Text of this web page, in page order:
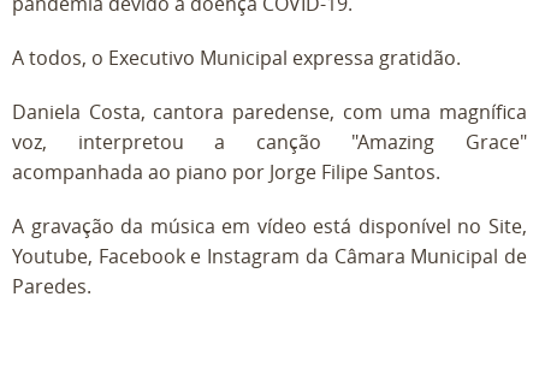
A todos, o Executivo Municipal expressa gratidão.
Daniela Costa, cantora paredense, com uma magnífica
voz, interpretou a canção "Amazing Grace"
acompanhada ao piano por Jorge Filipe Santos.
A gravação da música em vídeo está disponível no Site,
Youtube, Facebook e Instagram da Câmara Municipal de
Paredes.